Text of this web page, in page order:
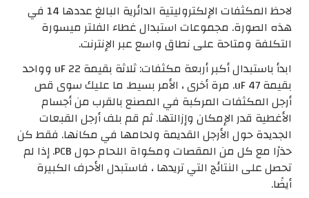
لاحظ المكثفات الإلكتروليتية الدائرية البالغ عددها 14 في
هذه الصورة. مجموعات استبدال غطاء الفلتر ميسورة
التكلفة ومتاحة على نطاق واسع عبر الإنترنت.
ابدأ باستبدال أكبر أربعة مكثفات: ثلاثة بقيمة 22 uF وواحد
بقيمة 47 uF. مرة أخرى ، الأمر بسيط. ما عليك سوى قص
أرجل المكثفات المركبة في المصنع بالقرب من أجسام
الأغطية قدر الإمكان وإزالتها. ثم قم بلف أرجل القبعات
الجديدة حول الأرجل القديمة ولحامها في مكانها. فقط كن
حذرًا مع كل من المقصات ومكواة اللحام حول PCB. إذا لم
تحصل على النتائج التي تريدها ، فاستبدل الأحرف الكبيرة
أيضًا.